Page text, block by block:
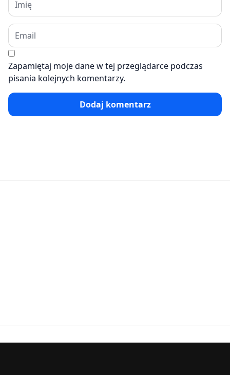
Zapamiętaj moje dane w tej przeglądarce podczas
pisania kolejnych komentarzy.
Dodaj komentarz